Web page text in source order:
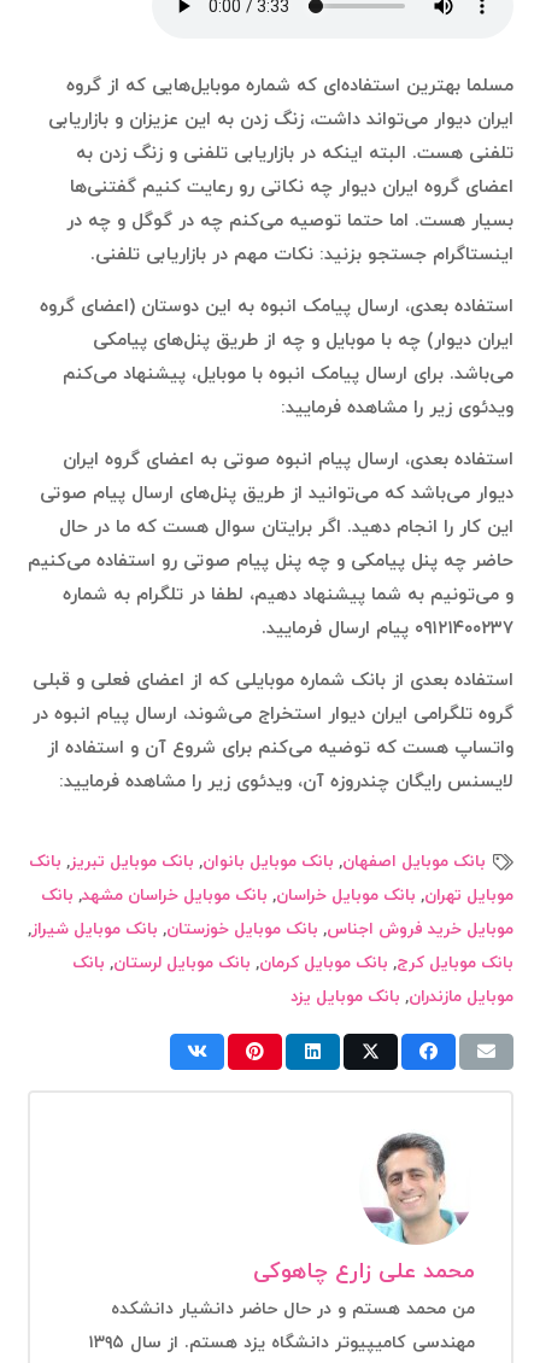
مسلما بهترین استفاده‌ای که شماره موبایل‌هایی که از گروه
ایران دیوار می‌تواند داشت، زنگ زدن به این عزیزان و بازاریابی
تلفنی هست. البته اینکه در بازاریابی تلفنی و زنگ زدن به
اعضای گروه ایران دیوار چه نکاتی رو رعایت کنیم گفتنی‌ها
بسیار هست. اما حتما توصیه می‌کنم چه در گوگل و چه در
اینستاگرام جستجو بزنید: نکات مهم در بازاریابی تلفنی.
استفاده بعدی، ارسال پیامک انبوه به این دوستان (اعضای گروه
ایران دیوار) چه با موبایل و چه از طریق پنل‌های پیامکی
می‌باشد. برای ارسال پیامک انبوه با موبایل، پیشنهاد می‌کنم
ویدئوی زیر را مشاهده فرمایید:
استفاده بعدی، ارسال پیام انبوه صوتی به اعضای گروه ایران
دیوار می‌باشد که می‌توانید از طریق پنل‌های ارسال پیام صوتی
این کار را انجام دهید. اگر برایتان سوال هست که ما در حال
حاضر چه پنل پیامکی و چه پنل پیام صوتی رو استفاده می‌کنیم
و می‌تونیم به شما پیشنهاد دهیم، لطفا در تلگرام به شماره
۰۹۱۲۱۴۰۰۲۳۷ پیام ارسال فرمایید.
استفاده بعدی از بانک شماره موبایلی که از اعضای فعلی و قبلی
گروه تلگرامی ایران دیوار استخراج می‌شوند، ارسال پیام انبوه در
واتساپ هست که توضیه می‌کنم برای شروع آن و استفاده از
لایسنس رایگان چندروزه آن، ویدئوی زیر را مشاهده فرمایید:
بانک موبایل اصفهان, بانک موبایل بانوان, بانک موبایل تبریز, بانک
موبایل تهران, بانک موبایل خراسان, بانک موبایل خراسان مشهد, بانک
موبایل خرید فروش اجناس, بانک موبایل خوزستان, بانک موبایل شیراز,
بانک موبایل کرج, بانک موبایل کرمان, بانک موبایل لرستان, بانک
موبایل مازندران, بانک موبایل یزد
محمد علی زارع چاهوکی
من محمد هستم و در حال حاضر دانشیار دانشکده
مهندسی کامیپیوتر دانشگاه یزد هستم. از سال ۱۳۹۵